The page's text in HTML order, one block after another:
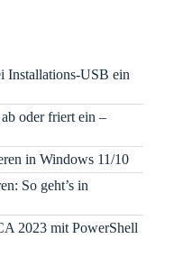
Installations-USB ein
oder friert ein –
in Windows 11/10
So geht’s in
2023 mit PowerShell